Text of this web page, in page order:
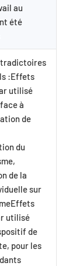
au
été
:Effets
utilisé
à
de
du
de la
sur
utilisé
de
pour les